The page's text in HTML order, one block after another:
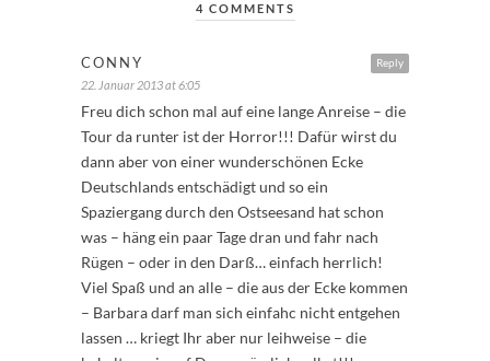
4 COMMENTS
Reply
CONNY
22. Januar 2013 at 6:05
Freu dich schon mal auf eine lange Anreise – die
Tour da runter ist der Horror!!! Dafür wirst du
dann aber von einer wunderschönen Ecke
Deutschlands entschädigt und so ein
Spaziergang durch den Ostseesand hat schon
was – häng ein paar Tage dran und fahr nach
Rügen – oder in den Darß… einfach herrlich!
Viel Spaß und an alle – die aus der Ecke kommen
– Barbara darf man sich einfahc nicht entgehen
lassen … kriegt Ihr aber nur leihweise – die